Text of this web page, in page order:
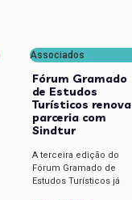
Associados
Fórum Gramado
de Estudos
Turísticos renova
parceria com
Sindtur
A terceira edição do
Fórum Gramado de
Estudos Turísticos já